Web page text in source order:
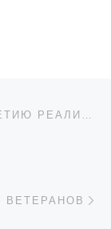
ВЕТЕРАНОВ